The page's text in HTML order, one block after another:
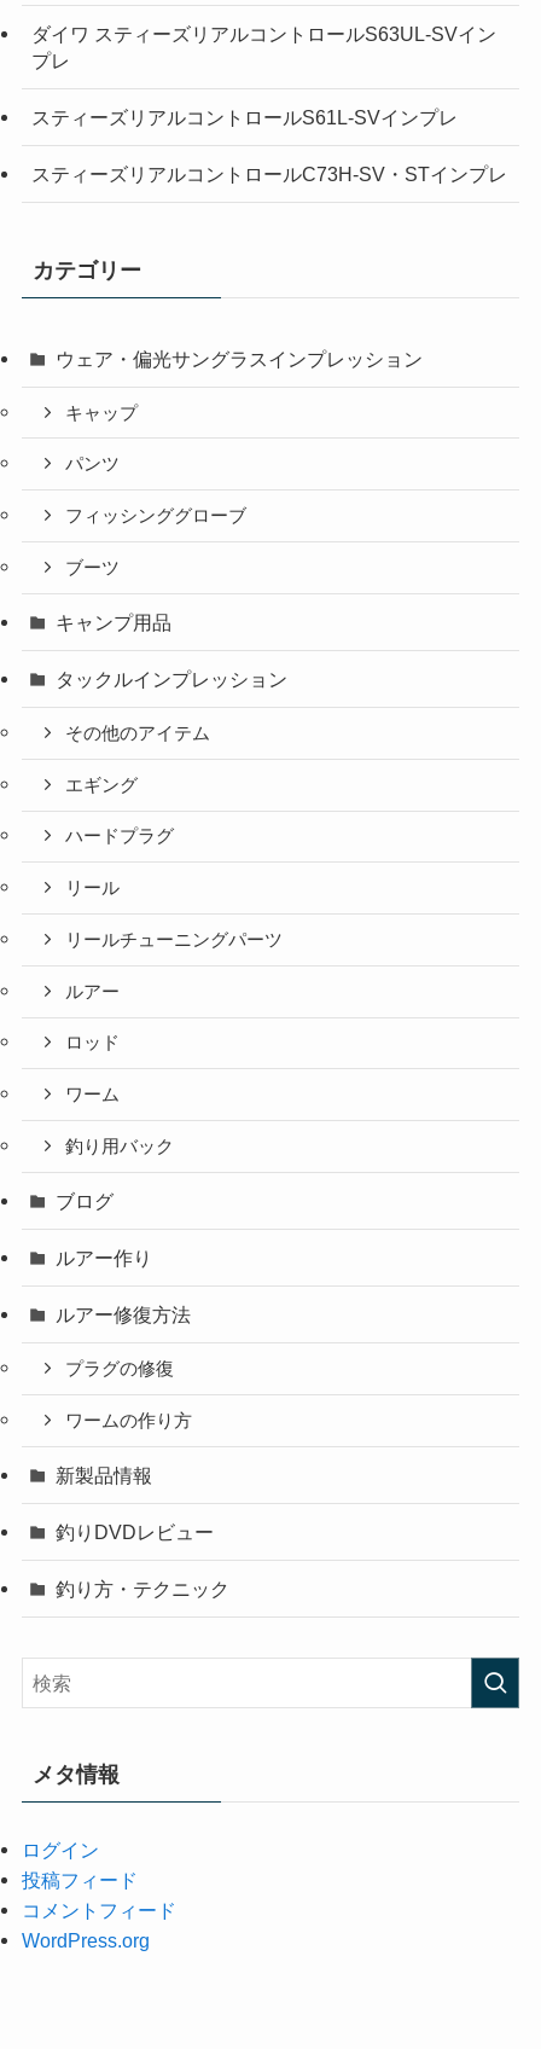
ダイワ スティーズリアルコントロールS63UL-SVイン
プレ
スティーズリアルコントロールS61L-SVインプレ
スティーズリアルコントロールC73H-SV・STインプレ
カテゴリー
ウェア・偏光サングラスインプレッション
キャップ
パンツ
フィッシンググローブ
ブーツ
キャンプ用品
タックルインプレッション
その他のアイテム
エギング
ハードプラグ
リール
リールチューニングパーツ
ルアー
ロッド
ワーム
釣り用バック
ブログ
ルアー作り
ルアー修復方法
プラグの修復
ワームの作り方
新製品情報
釣りDVDレビュー
釣り方・テクニック
メタ情報
ログイン
投稿フィード
コメントフィード
WordPress.org